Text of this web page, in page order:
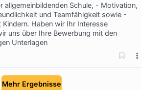
allgemeinbildenden Schule, - Motivation,
und Teamfähigkeit sowie -
Haben wir Ihr Interesse
uns über Ihre Bewerbung mit den
Unterlagen
Mehr Ergebnisse